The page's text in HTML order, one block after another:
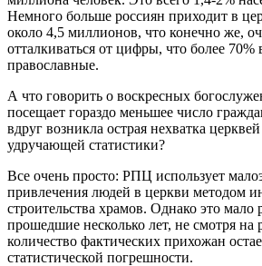
Немного больше россиян приходит в
около 4,5 миллионов, что конечно же,
отталкиваться от цифры, что более
православные.
А что говорить о воскресных
посещает гораздо меньшее число
вдруг возникла острая нехватка
удручающей статистики?
Все очень просто: РПЦ использует
привлечения людей в церкви методом
строительства храмов. Однако это мало
прошедшие несколько лет, не смотря на
количество фактических прихожан
статистической погрешности.